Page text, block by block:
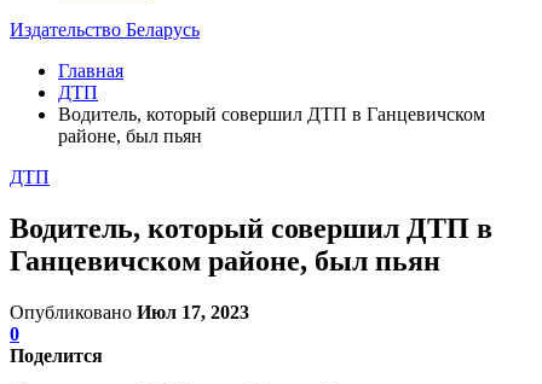
Издательство Беларусь
Главная
ДТП
Водитель, который совершил ДТП в Ганцевичском
районе, был пьян
ДТП
Водитель, который совершил ДТП в
Ганцевичском районе, был пьян
Опубликовано Июл 17, 2023
0
Поделится